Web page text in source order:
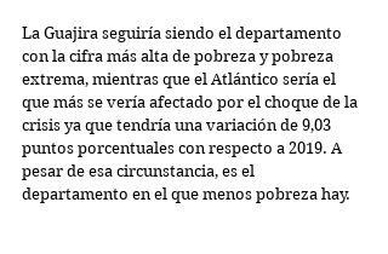
La Guajira seguiría siendo el departamento
con la cifra más alta de pobreza y pobreza
extrema, mientras que el Atlántico sería el
que más se vería afectado por el choque de la
crisis ya que tendría una variación de 9,03
puntos porcentuales con respecto a 2019. A
pesar de esa circunstancia, es el
departamento en el que menos pobreza hay.